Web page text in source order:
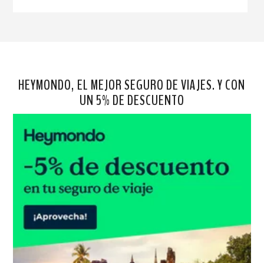
HEYMONDO, EL MEJOR SEGURO DE VIAJES. Y CON
UN 5% DE DESCUENTO